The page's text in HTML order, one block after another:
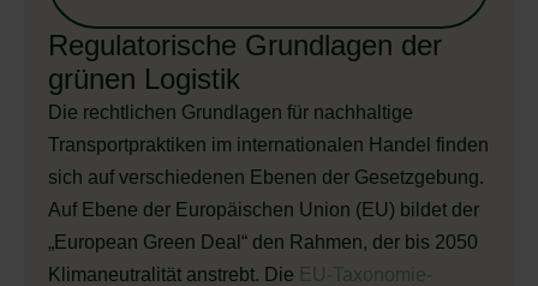
Regulatorische Grundlagen der
grünen Logistik
Die rechtlichen Grundlagen für nachhaltige
Transportpraktiken im internationalen Handel finden
sich auf verschiedenen Ebenen der Gesetzgebung.
Auf Ebene der Europäischen Union (EU) bildet der
„European Green Deal“ den Rahmen, der bis 2050
Klimaneutralität anstrebt. Die EU-Taxonomie-